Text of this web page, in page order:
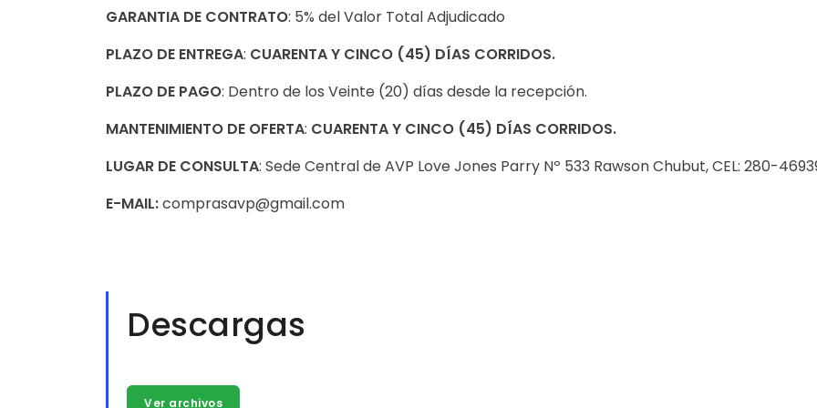
GARANTIA DE CONTRATO: 5% del Valor Total Adjudicado
PLAZO DE ENTREGA: CUARENTA Y CINCO (45) DÍAS CORRIDOS.
PLAZO DE PAGO: Dentro de los Veinte (20) días desde la recepción.
MANTENIMIENTO DE OFERTA: CUARENTA Y CINCO (45) DÍAS CORRIDOS.
LUGAR DE CONSULTA: Sede Central de AVP Love Jones Parry Nº 533 Rawson Chubut, CEL: 280-
E-MAIL:comprasavp@gmail.com
Descargas
Ver archivos